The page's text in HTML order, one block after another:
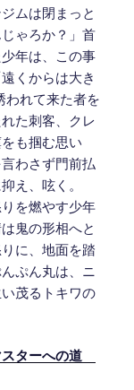
ムは閉まっと
ゃろか？」首
年は、この事
くからは大き
われて来た者を
た刺客、クレ
も掴む思い
わさず門前払
え、呟く。
を燃やす少年
鬼の形相へと
に、地面を踏
ぷん丸は、ニ
茂るトキワの
スターへの道